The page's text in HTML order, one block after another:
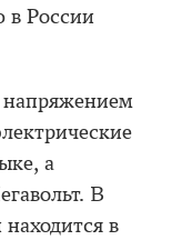
в России
напряжением
а
В
находится в